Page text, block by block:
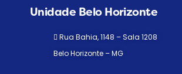
Unidade Belo Horizonte
Rua Bahia, 1148 – Sala 1208
Belo Horizonte – MG